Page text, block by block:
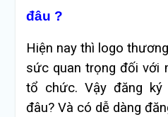
đâu ?
Hiện nay thì logo
sức quan trọng đối với
tổ chức. Vậy đăng
đâu? Và có dễ dàng